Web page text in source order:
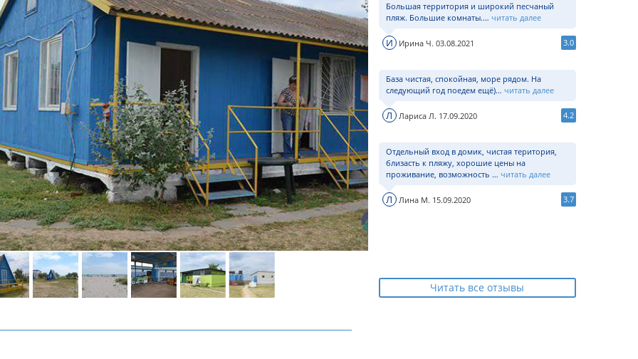
Большая территория и широкий песчаный
пляж. Большие комнаты.… читать далее
3.0
И Ирина Ч. 03.08.2021
База чистая, спокойная, море рядом. На
следующий год поедем ещё)… читать далее
4.2
Л Лариса Л. 17.09.2020
Отдельный вход в домик, чистая територия,
близасть к пляжу, хорошие цены на
проживание, возможность … читать далее
3.7
Л Лина М. 15.09.2020
Читать все отзывы